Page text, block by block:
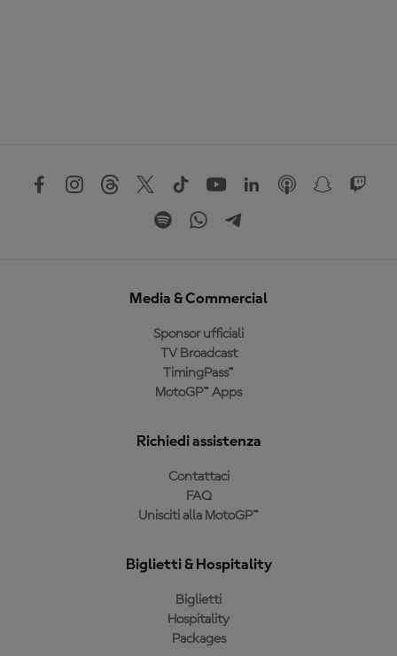
Media & Commercial
Sponsor ufficiali
TV Broadcast
TimingPass™
MotoGP™ Apps
Richiedi assistenza
Contattaci
FAQ
Unisciti alla MotoGP™
Biglietti & Hospitality
Biglietti
Hospitality
Packages